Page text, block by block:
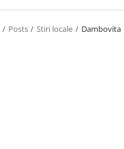
Posts Stiri locale Dambovita